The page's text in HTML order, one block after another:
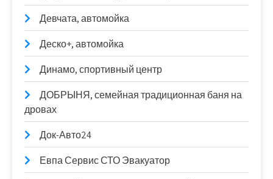
Девчата, автомойка
Деско+, автомойка
Динамо, спортивный центр
ДОБРЫНЯ, семейная традиционная баня на
дровах
Док-Авто24
Евпа Сервис СТО Эвакуатор